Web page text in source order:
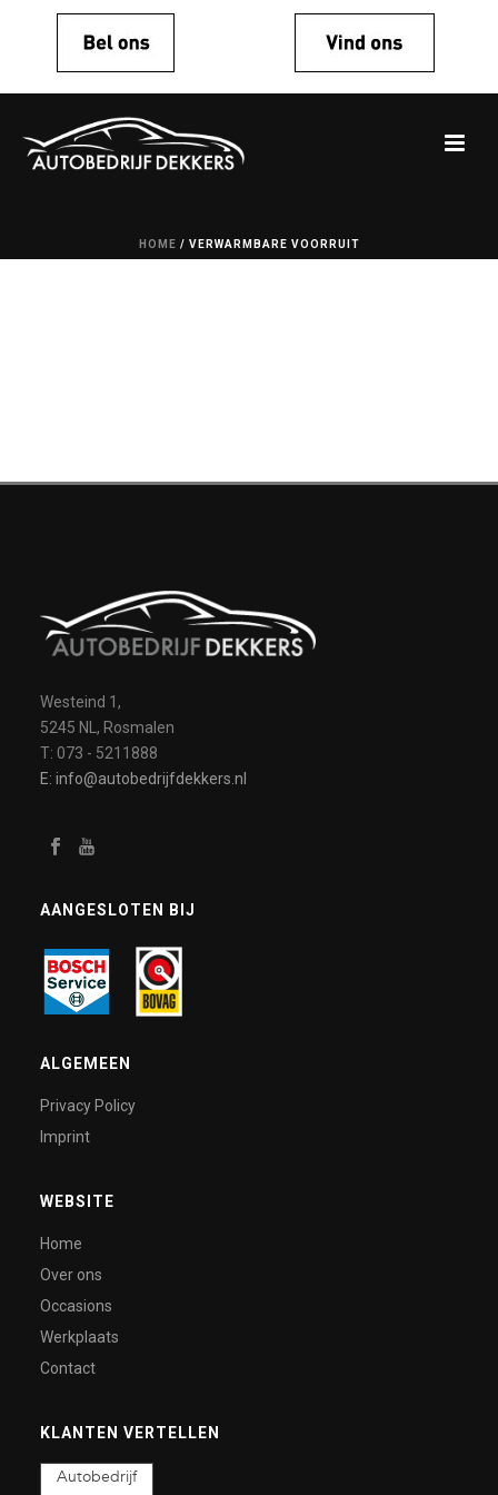
HOME / VERWARMBARE VOORRUIT
Westeind 1,
5245 NL, Rosmalen
T: 073 - 5211888
E: info@autobedrijfdekkers.nl
AANGESLOTEN BIJ
ALGEMEEN
Privacy Policy
Imprint
WEBSITE
Home
Over ons
Occasions
Werkplaats
Contact
KLANTEN VERTELLEN
Autobedrijf